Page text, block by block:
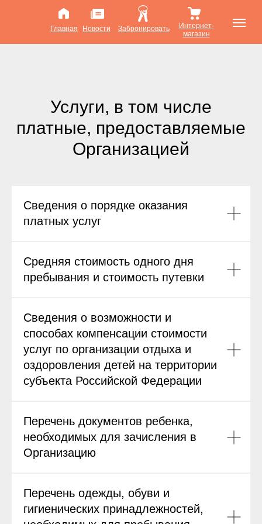
Главная Новости Забронировать
Интернет-
магазин
Услуги, в том числе
платные, предоставляемые
Организацией
Сведения о порядке оказания
платных услуг
Средняя стоимость одного дня
пребывания и стоимость путевки
Сведения о возможности и
способах компенсации стоимости
услуг по организации отдыха и
оздоровления детей на территории
субъекта Российской Федерации
Перечень документов ребенка,
необходимых для зачисления в
Организацию
Перечень одежды, обуви и
гигиенических принадлежностей,